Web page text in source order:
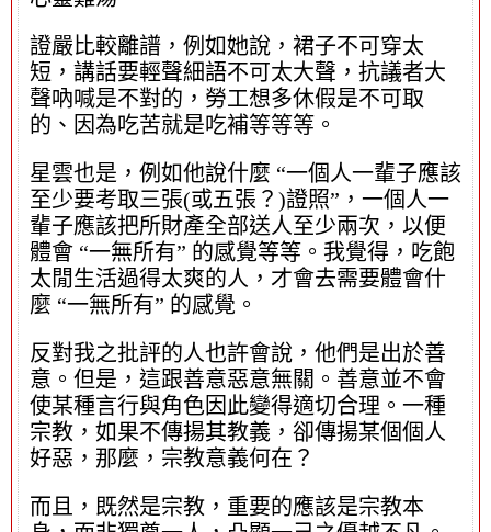
證嚴比較離譜，例如她說，裙子不可穿太
短，講話要輕聲細語不可太大聲，抗議者大
聲吶喊是不對的，勞工想多休假是不可取
的、因為吃苦就是吃補等等等。
星雲也是，例如他說什麼 “一個人一輩子應該
至少要考取三張(或五張？)證照”，一個人一
輩子應該把所財產全部送人至少兩次，以便
體會 “一無所有” 的感覺等等。我覺得，吃飽
太閒生活過得太爽的人，才會去需要體會什
麼 “一無所有” 的感覺。
反對我之批評的人也許會說，他們是出於善
意。但是，這跟善意惡意無關。善意並不會
使某種言行與角色因此變得適切合理。一種
宗教，如果不傳揚其教義，卻傳揚某個個人
好惡，那麼，宗教意義何在？
而且，既然是宗教，重要的應該是宗教本